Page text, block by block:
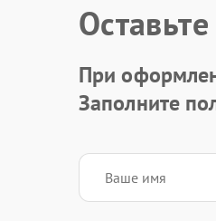
При
Заполните